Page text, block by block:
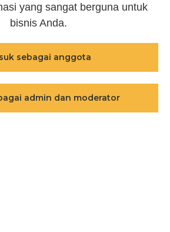
yang sangat berguna untuk
bisnis Anda.
sebagai anggota
admin dan moderator